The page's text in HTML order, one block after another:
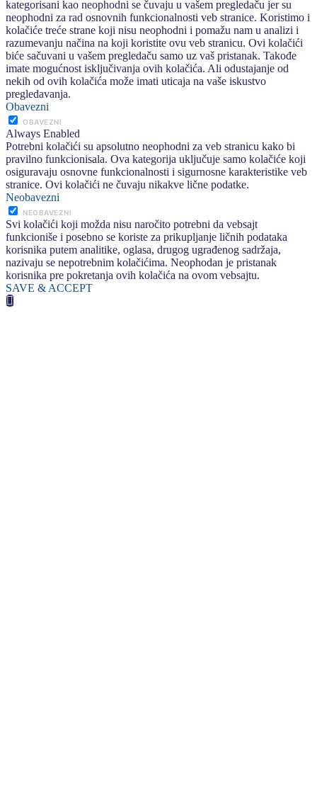
kategorisani kao neophodni se čuvaju u vašem pregledaču jer su
neophodni za rad osnovnih funkcionalnosti veb stranice. Koristimo i
kolačiće treće strane koji nisu neophodni i pomažu nam u analizi i
razumevanju načina na koji koristite ovu veb stranicu. Ovi kolačići
biće sačuvani u vašem pregledaču samo uz vaš pristanak. Takođe
imate mogućnost isključivanja ovih kolačića. Ali odustajanje od
nekih od ovih kolačića može imati uticaja na vaše iskustvo
pregledavanja.
Obavezni
OBAVEZNI
Always Enabled
Potrebni kolačići su apsolutno neophodni za veb stranicu kako bi
pravilno funkcionisala. Ova kategorija uključuje samo kolačiće koji
osiguravaju osnovne funkcionalnosti i sigurnosne karakteristike veb
stranice. Ovi kolačići ne čuvaju nikakve lične podatke.
Neobavezni
NEOBAVEZNI
Svi kolačići koji možda nisu naročito potrebni da vebsajt
funkcioniše i posebno se koriste za prikupljanje ličnih podataka
korisnika putem analitike, oglasa, drugog ugrađenog sadržaja,
nazivaju se nepotrebnim kolačićima. Neophodan je pristanak
korisnika pre pokretanja ovih kolačića na ovom vebsajtu.
SAVE & ACCEPT